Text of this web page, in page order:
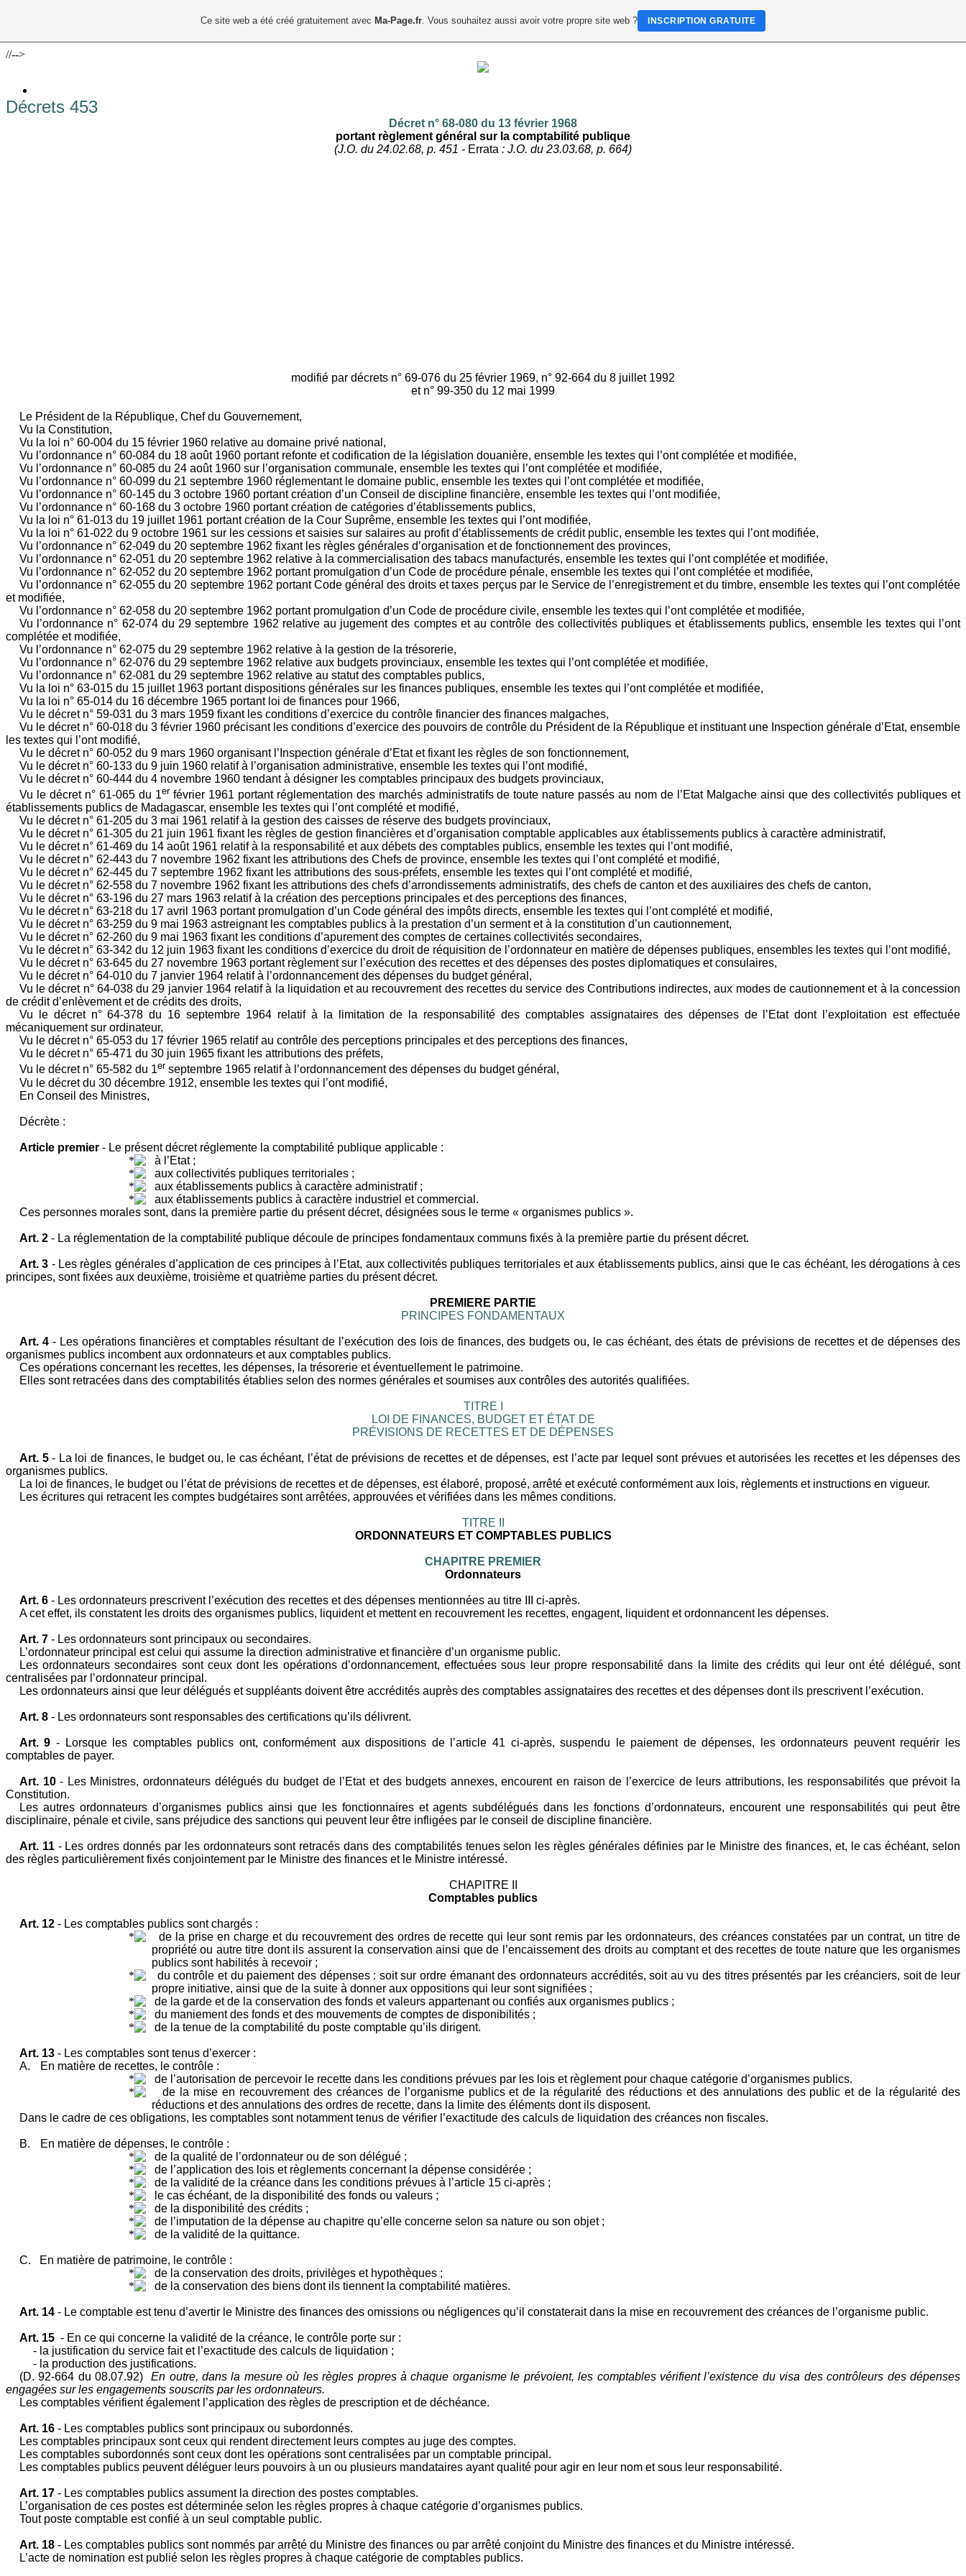
//-->
Décrets 453
Décret n° 68-080 du 13 février 1968
portant règlement général sur la comptabilité publique
(J.O. du 24.02.68, p. 451 - Errata : J.O. du 23.03.68, p. 664)
modifié par décrets n° 69-076 du 25 février 1969, n° 92-664 du 8 juillet 1992
et n° 99-350 du 12 mai 1999
Le Président de la République, Chef du Gouvernement,
Vu la Constitution,
Vu la loi n° 60-004 du 15 février 1960 relative au domaine privé national,
Vu l’ordonnance n° 60-084 du 18 août 1960 portant refonte et codification de la législation douanière, ensemble les textes qui l’ont complétée et modifiée,
Vu l’ordonnance n° 60-085 du 24 août 1960 sur l’organisation communale, ensemble les textes qui l’ont complétée et modifiée,
Vu l’ordonnance n° 60-099 du 21 septembre 1960 réglementant le domaine public, ensemble les textes qui l’ont complétée et modifiée,
Vu l’ordonnance n° 60-145 du 3 octobre 1960 portant création d’un Conseil de discipline financière, ensemble les textes qui l’ont modifiée,
Vu l’ordonnance n° 60-168 du 3 octobre 1960 portant création de catégories d’établissements publics,
Vu la loi n° 61-013 du 19 juillet 1961 portant création de la Cour Suprême, ensemble les textes qui l’ont modifiée,
Vu la loi n° 61-022 du 9 octobre 1961 sur les cessions et saisies sur salaires au profit d’établissements de crédit public, ensemble les textes qui l’ont modifiée,
Vu l’ordonnance n° 62-049 du 20 septembre 1962 fixant les règles générales d’organisation et de fonctionnement des provinces,
Vu l’ordonnance n° 62-051 du 20 septembre 1962 relative à la commercialisation des tabacs manufacturés, ensemble les textes qui l’ont complétée et modifiée,
Vu l’ordonnance n° 62-052 du 20 septembre 1962 portant promulgation d’un Code de procédure pénale, ensemble les textes qui l’ont complétée et modifiée,
Vu l’ordonnance n° 62-055 du 20 septembre 1962 portant Code général des droits et taxes perçus par le Service de l’enregistrement et du timbre, ensemble les textes qui l’ont complétée
et modifiée,
Vu l’ordonnance n° 62-058 du 20 septembre 1962 portant promulgation d’un Code de procédure civile, ensemble les textes qui l’ont complétée et modifiée,
Vu l’ordonnance n° 62-074 du 29 septembre 1962 relative au jugement des comptes et au contrôle des collectivités publiques et établissements publics, ensemble les textes qui l’ont
complétée et modifiée,
Vu l’ordonnance n° 62-075 du 29 septembre 1962 relative à la gestion de la trésorerie,
Vu l’ordonnance n° 62-076 du 29 septembre 1962 relative aux budgets provinciaux, ensemble les textes qui l’ont complétée et modifiée,
Vu l’ordonnance n° 62-081 du 29 septembre 1962 relative au statut des comptables publics,
Vu la loi n° 63-015 du 15 juillet 1963 portant dispositions générales sur les finances publiques, ensemble les textes qui l’ont complétée et modifiée,
Vu la loi n° 65-014 du 16 décembre 1965 portant loi de finances pour 1966,
Vu le décret n° 59-031 du 3 mars 1959 fixant les conditions d’exercice du contrôle financier des finances malgaches,
Vu le décret n° 60-018 du 3 février 1960 précisant les conditions d’exercice des pouvoirs de contrôle du Président de la République et instituant une Inspection générale d’Etat, ensemble
les textes qui l’ont modifié,
Vu le décret n° 60-052 du 9 mars 1960 organisant l’Inspection générale d’Etat et fixant les règles de son fonctionnement,
Vu le décret n° 60-133 du 9 juin 1960 relatif à l’organisation administrative, ensemble les textes qui l’ont modifié,
Vu le décret n° 60-444 du 4 novembre 1960 tendant à désigner les comptables principaux des budgets provinciaux,
Vu le décret n° 61-065 du 1er février 1961 portant réglementation des marchés administratifs de toute nature passés au nom de l’Etat Malgache ainsi que des collectivités publiques et
établissements publics de Madagascar, ensemble les textes qui l’ont complété et modifié,
Vu le décret n° 61-205 du 3 mai 1961 relatif à la gestion des caisses de réserve des budgets provinciaux,
Vu le décret n° 61-305 du 21 juin 1961 fixant les règles de gestion financières et d’organisation comptable applicables aux établissements publics à caractère administratif,
Vu le décret n° 61-469 du 14 août 1961 relatif à la responsabilité et aux débets des comptables publics, ensemble les textes qui l’ont modifié,
Vu le décret n° 62-443 du 7 novembre 1962 fixant les attributions des Chefs de province, ensemble les textes qui l’ont complété et modifié,
Vu le décret n° 62-445 du 7 septembre 1962 fixant les attributions des sous-préfets, ensemble les textes qui l’ont complété et modifié,
Vu le décret n° 62-558 du 7 novembre 1962 fixant les attributions des chefs d’arrondissements administratifs, des chefs de canton et des auxiliaires des chefs de canton,
Vu le décret n° 63-196 du 27 mars 1963 relatif à la création des perceptions principales et des perceptions des finances,
Vu le décret n° 63-218 du 17 avril 1963 portant promulgation d’un Code général des impôts directs, ensemble les textes qui l’ont complété et modifié,
Vu le décret n° 63-259 du 9 mai 1963 astreignant les comptables publics à la prestation d’un serment et à la constitution d’un cautionnement,
Vu le décret n° 62-260 du 9 mai 1963 fixant les conditions d’apurement des comptes de certaines collectivités secondaires,
Vu le décret n° 63-342 du 12 juin 1963 fixant les conditions d’exercice du droit de réquisition de l’ordonnateur en matière de dépenses publiques, ensembles les textes qui l’ont modifié,
Vu le décret n° 63-645 du 27 novembre 1963 portant règlement sur l’exécution des recettes et des dépenses des postes diplomatiques et consulaires,
Vu le décret n° 64-010 du 7 janvier 1964 relatif à l’ordonnancement des dépenses du budget général,
Vu le décret n° 64-038 du 29 janvier 1964 relatif à la liquidation et au recouvrement des recettes du service des Contributions indirectes, aux modes de cautionnement et à la concession
de crédit d’enlèvement et de crédits des droits,
Vu le décret n° 64-378 du 16 septembre 1964 relatif à la limitation de la responsabilité des comptables assignataires des dépenses de l’Etat dont l’exploitation est effectuée
mécaniquement sur ordinateur,
Vu le décret n° 65-053 du 17 février 1965 relatif au contrôle des perceptions principales et des perceptions des finances,
Vu le décret n° 65-471 du 30 juin 1965 fixant les attributions des préfets,
Vu le décret n° 65-582 du 1er septembre 1965 relatif à l’ordonnancement des dépenses du budget général,
Vu le décret du 30 décembre 1912, ensemble les textes qui l’ont modifié,
En Conseil des Ministres,
Décrète :
Article premier- Le présent décret réglemente la comptabilité publique applicable :
à l’Etat ;
aux collectivités publiques territoriales ;
aux établissements publics à caractère administratif ;
aux établissements publics à caractère industriel et commercial.
Ces personnes morales sont, dans la première partie du présent décret, désignées sous le terme « organismes publics ».
Art. 2- La réglementation de la comptabilité publique découle de principes fondamentaux communs fixés à la première partie du présent décret.
Art. 3 - Les règles générales d’application de ces principes à l’Etat, aux collectivités publiques territoriales et aux établissements publics, ainsi que le cas échéant, les dérogations à ces
principes, sont fixées aux deuxième, troisième et quatrième parties du présent décret.
PREMIERE PARTIE
PRINCIPES FONDAMENTAUX
Art. 4- Les opérations financières et comptables résultant de l’exécution des lois de finances, des budgets ou, le cas échéant, des états de prévisions de recettes et de dépenses des
organismes publics incombent aux ordonnateurs et aux comptables publics.
Ces opérations concernant les recettes, les dépenses, la trésorerie et éventuellement le patrimoine.
Elles sont retracées dans des comptabilités établies selon des normes générales et soumises aux contrôles des autorités qualifiées.
TITRE I
LOI DE FINANCES, BUDGET ET ÉTAT DE
PRÉVISIONS DE RECETTES ET DE DÉPENSES
Art. 5- La loi de finances, le budget ou, le cas échéant, l’état de prévisions de recettes et de dépenses, est l’acte par lequel sont prévues et autorisées les recettes et les dépenses des
organismes publics.
La loi de finances, le budget ou l’état de prévisions de recettes et de dépenses, est élaboré, proposé, arrêté et exécuté conformément aux lois, règlements et instructions en vigueur.
Les écritures qui retracent les comptes budgétaires sont arrêtées, approuvées et vérifiées dans les mêmes conditions.
TITRE II
ORDONNATEURS ET COMPTABLES PUBLICS
CHAPITRE PREMIER
Ordonnateurs
Art. 6- Les ordonnateurs prescrivent l’exécution des recettes et des dépenses mentionnées au titre III ci-après.
A cet effet, ils constatent les droits des organismes publics, liquident et mettent en recouvrement les recettes, engagent, liquident et ordonnancent les dépenses.
Art. 7- Les ordonnateurs sont principaux ou secondaires.
L’ordonnateur principal est celui qui assume la direction administrative et financière d’un organisme public.
Les ordonnateurs secondaires sont ceux dont les opérations d’ordonnancement, effectuées sous leur propre responsabilité dans la limite des crédits qui leur ont été délégué, sont
centralisées par l’ordonnateur principal.
Les ordonnateurs ainsi que leur délégués et suppléants doivent être accrédités auprès des comptables assignataires des recettes et des dépenses dont ils prescrivent l’exécution.
Art. 8- Les ordonnateurs sont responsables des certifications qu’ils délivrent.
Art. 9 - Lorsque les comptables publics ont, conformément aux dispositions de l’article 41 ci-après, suspendu le paiement de dépenses, les ordonnateurs peuvent requérir les
comptables de payer.
Art. 10- Les Ministres, ordonnateurs délégués du budget de l’Etat et des budgets annexes, encourent en raison de l’exercice de leurs attributions, les responsabilités que prévoit la
Constitution.
Les autres ordonnateurs d’organismes publics ainsi que les fonctionnaires et agents subdélégués dans les fonctions d’ordonnateurs, encourent une responsabilités qui peut être
disciplinaire, pénale et civile, sans préjudice des sanctions qui peuvent leur être infligées par le conseil de discipline financière.
Art. 11- Les ordres donnés par les ordonnateurs sont retracés dans des comptabilités tenues selon les règles générales définies par le Ministre des finances, et, le cas échéant, selon
des règles particulièrement fixés conjointement par le Ministre des finances et le Ministre intéressé.
CHAPITRE II
Comptables publics
Art. 12- Les comptables publics sont chargés :
de la prise en charge et du recouvrement des ordres de recette qui leur sont remis par les ordonnateurs, des créances constatées par un contrat, un titre de
propriété ou autre titre dont ils assurent la conservation ainsi que de l’encaissement des droits au comptant et des recettes de toute nature que les organismes
publics sont habilités à recevoir ;
du contrôle et du paiement des dépenses : soit sur ordre émanant des ordonnateurs accrédités, soit au vu des titres présentés par les créanciers, soit de leur
propre initiative, ainsi que de la suite à donner aux oppositions qui leur sont signifiées ;
de la garde et de la conservation des fonds et valeurs appartenant ou confiés aux organismes publics ;
du maniement des fonds et des mouvements de comptes de disponibilités ;
de la tenue de la comptabilité du poste comptable qu’ils dirigent.
Art. 13- Les comptables sont tenus d’exercer :
A.
En matière de recettes, le contrôle :
de l’autorisation de percevoir le recette dans les conditions prévues par les lois et règlement pour chaque catégorie d’organismes publics.
de la mise en recouvrement des créances de l’organisme publics et de la régularité des réductions et des annulations des public et de la régularité des
réductions et des annulations des ordres de recette, dans la limite des éléments dont ils disposent.
Dans le cadre de ces obligations, les comptables sont notamment tenus de vérifier l’exactitude des calculs de liquidation des créances non fiscales.
B.
En matière de dépenses, le contrôle :
de la qualité de l’ordonnateur ou de son délégué ;
de l’application des lois et règlements concernant la dépense considérée ;
de la validité de la créance dans les conditions prévues à l’article 15 ci-après ;
le cas échéant, de la disponibilité des fonds ou valeurs ;
de la disponibilité des crédits ;
de l’imputation de la dépense au chapitre qu’elle concerne selon sa nature ou son objet ;
de la validité de la quittance.
C.
En matière de patrimoine, le contrôle :
de la conservation des droits, privilèges et hypothèques ;
de la conservation des biens dont ils tiennent la comptabilité matières.
Art. 14- Le comptable est tenu d’avertir le Ministre des finances des omissions ou négligences qu’il constaterait dans la mise en recouvrement des créances de l’organisme public.
Art. 15 - En ce qui concerne la validité de la créance, le contrôle porte sur :
- la justification du service fait et l’exactitude des calculs de liquidation ;
- la production des justifications.
(D. 92-664 du 08.07.92) En outre, dans la mesure où les règles propres à chaque organisme le prévoient, les comptables vérifient l’existence du visa des contrôleurs des dépenses
engagées sur les engagements souscrits par les ordonnateurs.
Les comptables vérifient également l’application des règles de prescription et de déchéance.
Art. 16- Les comptables publics sont principaux ou subordonnés.
Les comptables principaux sont ceux qui rendent directement leurs comptes au juge des comptes.
Les comptables subordonnés sont ceux dont les opérations sont centralisées par un comptable principal.
Les comptables publics peuvent déléguer leurs pouvoirs à un ou plusieurs mandataires ayant qualité pour agir en leur nom et sous leur responsabilité.
Art. 17- Les comptables publics assument la direction des postes comptables.
L’organisation de ces postes est déterminée selon les règles propres à chaque catégorie d’organismes publics.
Tout poste comptable est confié à un seul comptable public.
Art. 18- Les comptables publics sont nommés par arrêté du Ministre des finances ou par arrêté conjoint du Ministre des finances et du Ministre intéressé.
L’acte de nomination est publié selon les règles propres à chaque catégorie de comptables publics.
Ce site web a été créé gratuitement avec Ma-Page.fr. Vous souhaitez aussi avoir votre propre site web ? INSCRIPTION GRATUITE